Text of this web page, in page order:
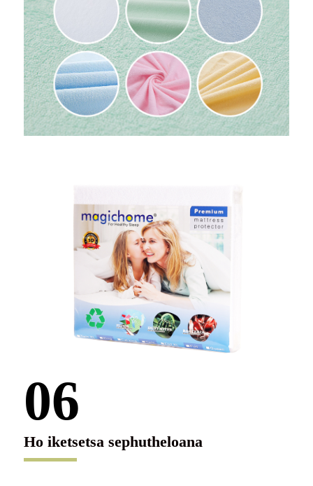
06
Ho iketsetsa sephutheloana